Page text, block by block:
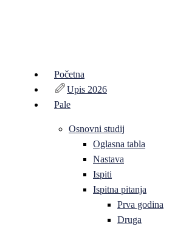
Početna
Upis 2026
Pale
Osnovni studij
Oglasna tabla
Nastava
Ispiti
Ispitna pitanja
Prva godina
Druga